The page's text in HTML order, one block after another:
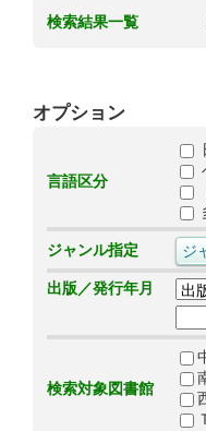
検索結果一覧
オプション
言語区分
ジャンル指定
出版／発行年月
検索対象図書館